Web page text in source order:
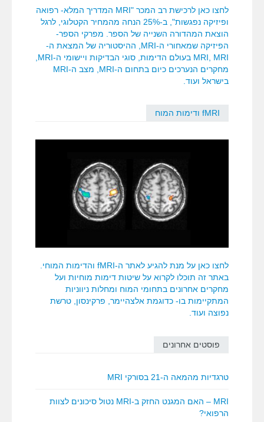
לחצו כאן לרכישת רב המכר "MRI המדריך המלא- רפואה
ופיזיקה נפגשות", ב-25% הנחה מהמחיר הקטלוגי, לרגל
הוצאת המהדורה השנייה של הספר. מפרקי הספר-
הפיזיקה שמאחורי ה-MRI, ההיסטוריה של המצאת ה-
מחקרים הנערכים כיום בתחום ה-MRI, מצב ה-MRI
בישראל ועוד.
fMRI ודימות המוח
לחצו כאן על מנת להגיע לאתר ה-fMRI והדימות המוחי.
באתר זה תוכלו לקרוא על שיטות דימות מוחיות ועל
מחקרים אחרונים בתחומי המוח ומחלות ניווניות
המתקיימות בו- כדוגמת אלצהיימר, פרקינסון, טרשת
נפוצה ועוד.
פוסטים אחרונים
טרגדיות מהמאה ה-21 בסורקי MRI
MRI – האם המגנט החזק ב-MRI נטול סיכונים לצוות
הרפואי?